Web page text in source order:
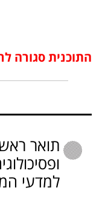
התוכנית סגורה
תואר
למדעי